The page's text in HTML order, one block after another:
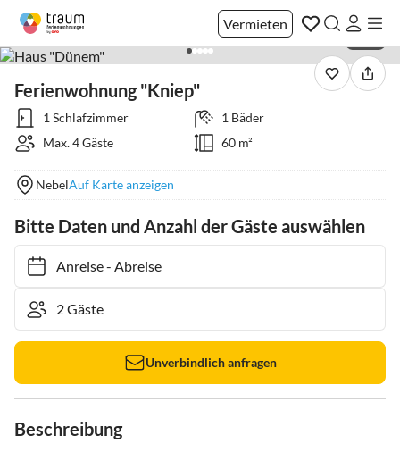
Vermieten
Ferienwohnung "Kniep"
1 Schlafzimmer
1 Bäder
Max. 4 Gäste
60 m²
NebelAuf Karte anzeigen
Bitte Daten und Anzahl der Gäste auswählen
Anreise- Abreise
Unverbindlich anfragen
Beschreibung